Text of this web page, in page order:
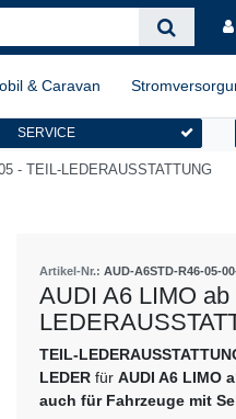
& Caravan
SERVICE
- TEIL-LEDERAUSSTATTUNG
Artikel-Nr.: AUD-A6STD-R46-05-
AUDI A6 LIMO
TEIL-
LEDER für AUDI A6 LIMO
auch für Fahrzeuge mit